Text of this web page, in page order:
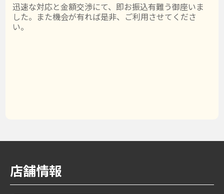
迅速な対応と金額交渉にて、即お振込有難う御座いま
した。また機会が有れば是非、ご利用させてくださ
い。
店舗情報